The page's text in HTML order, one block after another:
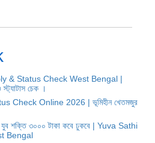
& Status Check West Bengal |
চেক ।
Check Online 2026 | ভূমিহীন খেতমজুর
৩০০০ টাকা কবে ঢুকবে | Yuva Sathi
Bengal